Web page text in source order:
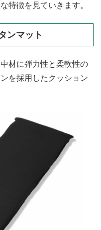
特徴を見ていきます。
ンマット
材に弾力性と柔軟性の
を採用したクッション